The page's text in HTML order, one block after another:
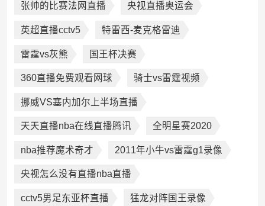
张帅的比赛法网直播 央视直播奥运会
英超直播cctv5 特雷西-麦克格雷迪
雷霆vs灰熊 国王杯决赛
360直播免费观看网球 骑士vs雷霆视频
挪威VS塞内加尔上半场直播
天天直播nba在线直播腾讯 全明星赛2020
nba推荐魔术奇才 2011年小牛vs雷霆g1录像
央视怎么没有直播nba直播
cctv5男足东亚杯直播 猛龙对阵国王录像